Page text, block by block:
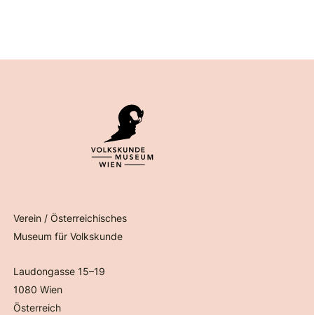
Verein / Österreichisches
Museum für Volkskunde
Laudongasse 15–19
1080 Wien
Österreich